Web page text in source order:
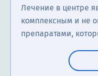
Лечение в центре
комплексным и не
препаратами,